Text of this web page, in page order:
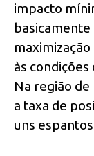
impacto
às
Na região
a taxa de
uns